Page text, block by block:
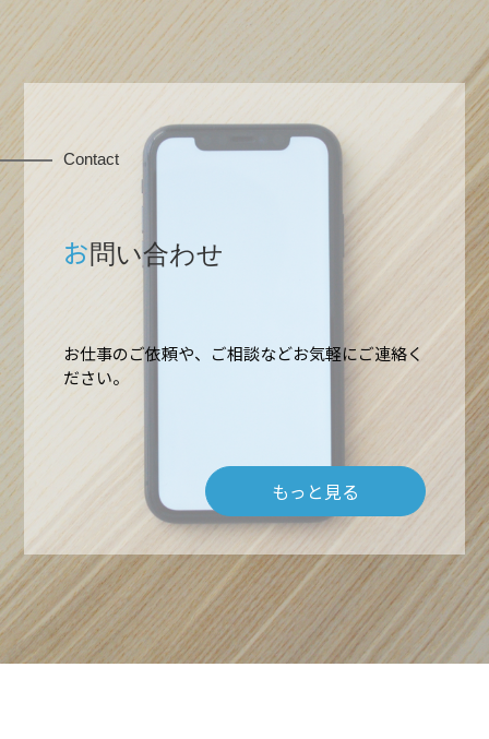
ホーム
高所作業・ロープアクセス
難所・高所・狭所エアコン工事
ルームエアコン取付 台数口
施工実績
会社概要
お問い合わせ
Contact
お問い合わせ
お仕事のご依頼や、ご相談などお気軽にご連絡く
ださい。
もっと見る